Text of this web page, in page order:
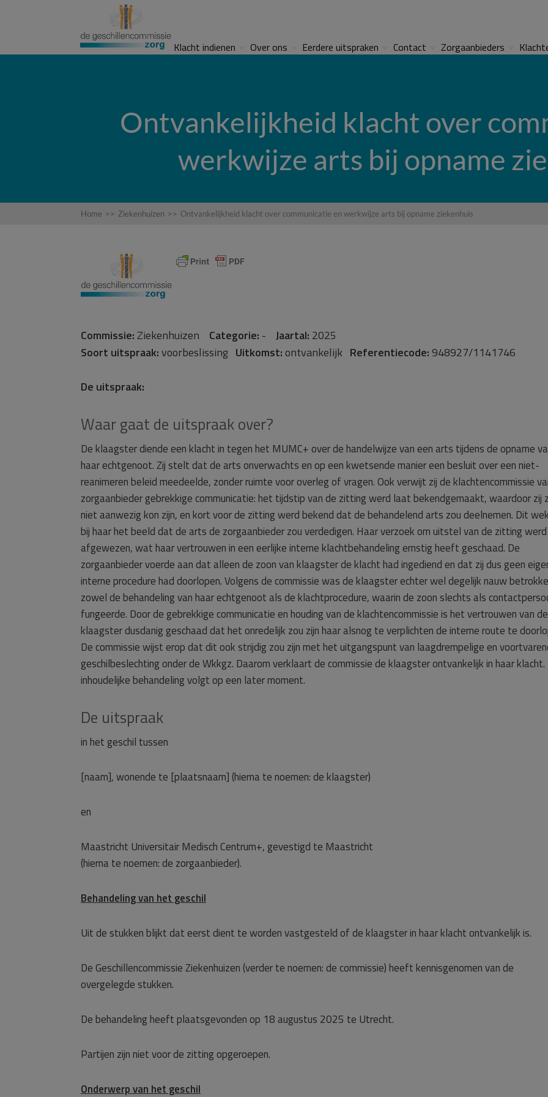
Klacht indienen Over ons Eerdere uitspraken Contact Zorgaanbieders
Ontvankelijkheid klacht over
werkwijze arts bij opname
Home >> Ziekenhuizen >> Ontvankelijkheid klacht over communicatie en werkwijze arts bij opname ziekenhuis
Commissie:Ziekenhuizen Categorie: - Jaartal: 2025
Soort uitspraak:voorbeslissing Uitkomst:ontvankelijk Referentiecode:948927/1141746
De uitspraak:
Waar gaat de uitspraak over?
De klaagster diende een klacht in tegen het MUMC+ over de handelwijze van een arts tijdens de opname
haar echtgenoot. Zij stelt dat de arts onverwachts en op een kwetsende manier een besluit over een niet-
reanimeren beleid meedeelde, zonder ruimte voor overleg of vragen. Ook verwijt zij de klachtencommissie
zorgaanbieder gebrekkige communicatie: het tijdstip van de zitting werd laat bekendgemaakt, waardoor zij
niet aanwezig kon zijn, en kort voor de zitting werd bekend dat de behandelend arts zou deelnemen. Dit
bij haar het beeld dat de arts de zorgaanbieder zou verdedigen. Haar verzoek om uitstel van de zitting werd
afgewezen, wat haar vertrouwen in een eerlijke interne klachtbehandeling ernstig heeft geschaad. De
zorgaanbieder voerde aan dat alleen de zoon van klaagster de klacht had ingediend en dat zij dus geen
interne procedure had doorlopen. Volgens de commissie was de klaagster echter wel degelijk nauw
zowel de behandeling van haar echtgenoot als de klachtprocedure, waarin de zoon slechts als
fungeerde. Door de gebrekkige communicatie en houding van de klachtencommissie is het vertrouwen van de
klaagster dusdanig geschaad dat het onredelijk zou zijn haar alsnog te verplichten de interne route te
De commissie wijst erop dat dit ook strijdig zou zijn met het uitgangspunt van laagdrempelige en
geschilbeslechting onder de Wkkgz. Daarom verklaart de commissie de klaagster ontvankelijk in haar klacht.
inhoudelijke behandeling volgt op een later moment.
De uitspraak
in het geschil tussen
[naam], wonende te [plaatsnaam] (hierna te noemen: de klaagster)
en
Maastricht Universitair Medisch Centrum+, gevestigd te Maastricht
(hierna te noemen: de zorgaanbieder).
Behandeling van het geschil
Uit de stukken blijkt dat eerst dient te worden vastgesteld of de klaagster in haar klacht ontvankelijk is.
De Geschillencommissie Ziekenhuizen (verder te noemen: de commissie) heeft kennisgenomen van de
overgelegde stukken.
De behandeling heeft plaatsgevonden op 18 augustus 2025 te Utrecht.
Partijen zijn niet voor de zitting opgeroepen.
Onderwerp van het geschil